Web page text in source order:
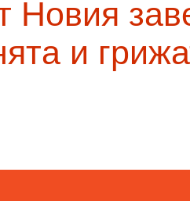
Новия
и